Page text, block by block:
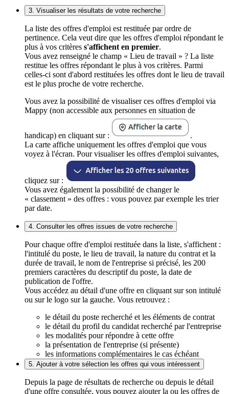
3. Visualiser les résultats de votre recherche
La liste des offres d'emploi est restituée par ordre de
pertinence. Cela veut dire que les offres d'emploi répondant le
plus à vos critères s'affichent en premier.
Vous avez renseigné le champ « Lieu de travail » ? La liste
restitue les offres répondant le plus à vos critères. Parmi
celles-ci sont d'abord restituées les offres dont le lieu de travail
est le plus proche de votre recherche.
Vous avez la possibilité de visualiser ces offres d'emploi via
Mappy (non accessible aux personnes en situation de
handicap) en cliquant sur :
.
La carte affiche uniquement les offres d'emploi que vous
voyez à l'écran. Pour visualiser les offres d'emploi suivantes,
cliquez sur :
Vous avez également la possibilité de changer le
« classement » des offres : vous pouvez par exemple les trier
par date.
4. Consulter les offres issues de votre recherche
Pour chaque offre d'emploi restituée dans la liste, s'affichent :
l'intitulé du poste, le lieu de travail, la nature du contrat et la
durée de travail, le nom de l'entreprise si précisé, les 200
premiers caractères du descriptif du poste, la date de
publication de l'offre.
Vous accédez au détail d'une offre en cliquant sur son intitulé
ou sur le logo sur la gauche. Vous retrouvez :
le détail du poste recherché et les éléments de contrat
le détail du profil du candidat recherché par l'entreprise
les modalités pour répondre à cette offre
la présentation de l'entreprise (si présente)
les informations complémentaires le cas échéant
5. Ajouter à votre sélection les offres qui vous intéressent
Depuis la page de résultats de recherche ou depuis le détail
d'une offre consultée, vous pouvez ajouter la ou les offres de